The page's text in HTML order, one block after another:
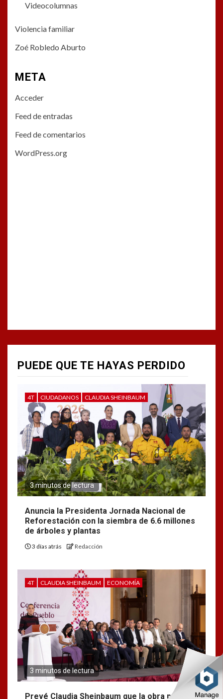
Videocolumnas
Violencia familiar
Zoé Robledo Aburto
META
Acceder
Feed de entradas
Feed de comentarios
WordPress.org
PUEDE QUE TE HAYAS PERDIDO
4T CIUDADANOS CLAUDIA SHEINBAUM
3 minutos de lectura
Anuncia la Presidenta Jornada Nacional de
Reforestación con la siembra de 6.6 millones
de árboles y plantas
3 días atrás Redacción
4T CLAUDIA SHEINBAUM ECONOMÍA
3 minutos de lectura
Prevé Claudia Sheinbaum que la obra pública